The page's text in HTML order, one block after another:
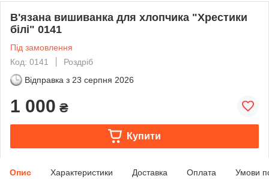
В'язана вишиванка для хлопчика "Хрестики
білі" 0141
Під замовлення
Код: 0141
Роздріб
Відправка з 23 серпня 2026
1 000 ₴
Купити
Опис Характеристики Доставка Оплата Умови